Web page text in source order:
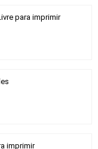
para imprimir
imprimir